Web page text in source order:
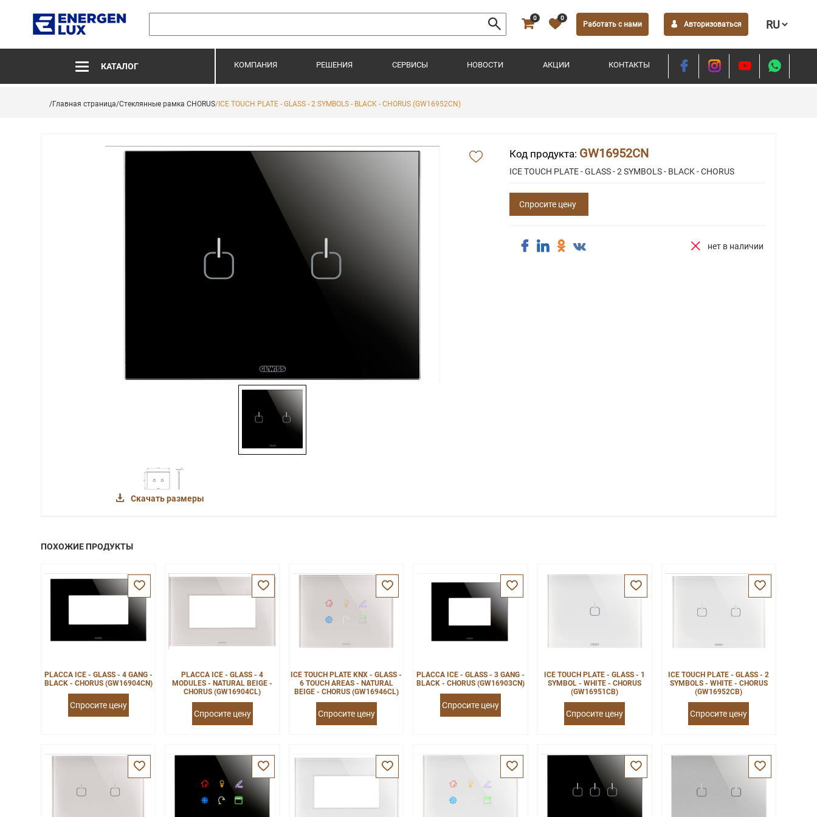
0 0
Работать с нами Авторизоваться
КАТАЛОГ КОМПАНИЯ РЕШЕНИЯ СЕРВИСЫ НОВОСТИ АКЦИИ КОНТАКТЫ
/Главная страница/Стеклянные рамка CHORUS/ICE TOUCH PLATE - GLASS - 2 SYMBOLS - BLACK - CHORUS (GW16952CN)
Скачать размеры
Код продукта: GW16952CN
ICE TOUCH PLATE - GLASS - 2 SYMBOLS - BLACK - CHORUS
Спросите цену
нет в наличии
ПОХОЖИЕ ПРОДУКТЫ
PLACCA ICE - GLASS - 4 GANG -
BLACK - CHORUS (GW16904CN)
Спросите цену
PLACCA ICE - GLASS - 4
MODULES - NATURAL BEIGE -
CHORUS (GW16904CL)
Спросите цену
ICE TOUCH PLATE KNX - GLASS -
6 TOUCH AREAS - NATURAL
BEIGE - CHORUS (GW16946CL)
Спросите цену
PLACCA ICE - GLASS - 3 GANG -
BLACK - CHORUS (GW16903CN)
Спросите цену
ICE TOUCH PLATE - GLASS - 1
SYMBOL - WHITE - CHORUS
(GW16951CB)
Спросите цену
ICE TOUCH PLATE - GLASS - 2
SYMBOLS - WHITE - CHORUS
(GW16952CB)
Спросите цену